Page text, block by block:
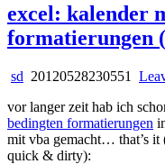
excel: kalender
formatierungen
sd 20120528230551
vor langer zeit hab ich
bedingten formatierungen
mit vba gemacht… that’s it
quick & dirty):